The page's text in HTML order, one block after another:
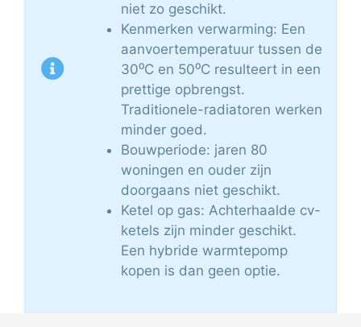
niet zo geschikt.
Kenmerken verwarming: Een
aanvoertemperatuur tussen de
30⁰C en 50⁰C resulteert in een
prettige opbrengst.
Traditionele-radiatoren werken
minder goed.
Bouwperiode: jaren 80
woningen en ouder zijn
doorgaans niet geschikt.
Ketel op gas: Achterhaalde cv-
ketels zijn minder geschikt.
Een hybride warmtepomp
kopen is dan geen optie.